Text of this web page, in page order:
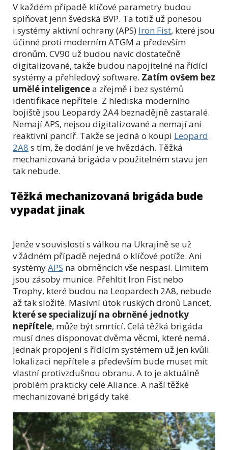
V každém případě klíčové parametry budou
splňovat jenn švédská BVP. Ta totiž už ponesou
i systémy aktivní ochrany (APS) Iron Fist, které jsou
účinné proti moderním ATGM a především
dronům. CV90 už budou navíc dostatečně
digitalizované, takže budou napojitelné na řídící
systémy a přehledový software. Zatím ovšem bez
umělé inteligencea zřejmě i bez systémů
identifikace nepřítele. Z hlediska moderního
bojiště jsou Leopardy 2A4 beznadějně zastaralé.
Nemají APS, nejsou digitalizované a nemají ani
reaktivní pancíř. Takže se jedná o koupi Leopard
2A8 s tím, že dodání je ve hvězdách. Těžká
mechanizovaná brigáda v použitelném stavu jen
tak nebude.
Těžká mechanizovaná brigáda bude
vypadat jinak
Jenže v souvislosti s válkou na Ukrajině se už
v žádném případě nejedná o klíčové potíže. Ani
systémyAPS na obrněncích vše nespasí. Limitem
jsou zásoby munice. Přehltit Iron Fist nebo
Trophy, které budou na Leopardech 2A8, nebude
až tak složité. Masivní útok ruských dronů Lancet,
které se specializují na obrněné jednotky
nepřítele, může být smrtící. Celá těžká brigáda
musí dnes disponovat dvěma věcmi, které nemá.
Jednak propojení s řídícím systémem už jen kvůli
lokalizaci nepřítele a především bude muset mít
vlastní protivzdušnou obranu. A to je aktuálně
problém prakticky celé Aliance. A naší těžké
mechanizované brigády také.